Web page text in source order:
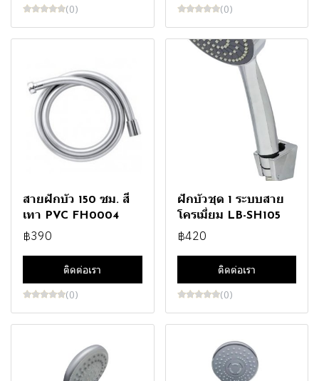
(0) (0)
สายฝักบัว 150 ซม. สี
เทา PVC FH0004
฿390
ติดต่อเรา
(0)
ฝักบัวชุด 1 ระบบสาย
โครเมี่ยม LB-SH105
฿420
ติดต่อเรา
(0)